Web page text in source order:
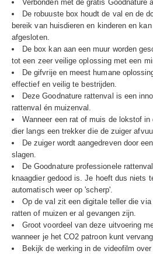
Verbonden met de gratis Goodnature
De robuuste box houdt de val en de
bereik van huisdieren en kinderen en
afgesloten.
De box kan aan een muur worden
tot een zeer veilige oplossing met een
De gifvrije en meest humane
effectief en veilig te bestrijden.
Deze Goodnature rattenval is een
rattenval én muizenval.
Wanneer een rat of muis de lokstof
dier langs een trekker die de zuiger
De zuiger wordt aangedreven door
slagen.
De Goodnature professionele
knaagdier gedood is. Je hoeft dus niets
automatisch weer op 'scherp'.
Op de val zit een digitale teller die via
ratten of muizen er al gevangen zijn.
Groot voordeel van deze uitvoering
wanneer je het CO2 patroon kunt
Bekijk de werking in de videofilm